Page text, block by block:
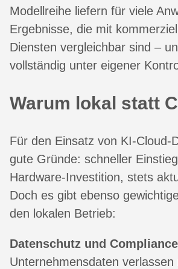
Modellreihe liefern für viele
Ergebnisse, die mit
Diensten vergleichbar sind –
vollständig unter eigener
Warum lokal statt
Für den Einsatz von KI-Cloud-
gute Gründe: schneller
Hardware-Investition, stets
Doch es gibt ebenso
den lokalen Betrieb:
Datenschutz und Compliance
Unternehmensdaten verlassen